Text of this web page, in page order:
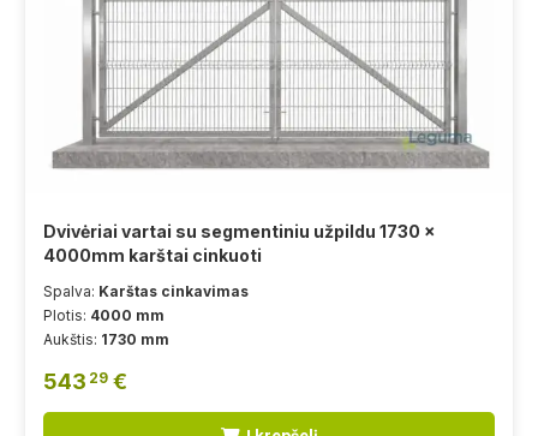
Dvivėriai vartai su segmentiniu užpildu 1730 x
4000mm karštai cinkuoti
Spalva: Karštas cinkavimas
Plotis: 4000 mm
Aukštis: 1730 mm
543 29 €